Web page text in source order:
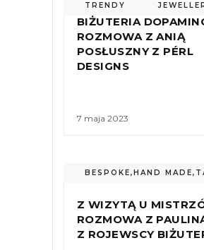
TRENDY
BIŻUTERIA
ROZMOWA Z ANIĄ
POSŁUSZNY Z PÉRL
DESIGNS
7 maja 2023
BESPOKE,HAND MADE,
Z WIZYTĄ U
ROZMOWA Z
Z ROJEWSCY